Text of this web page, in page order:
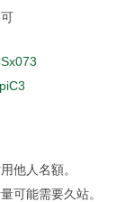
他人名額。
可能需要久站。